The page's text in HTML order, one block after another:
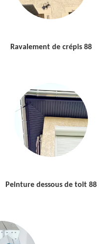
Ravalement de crépis 88
Peinture dessous de toit 88